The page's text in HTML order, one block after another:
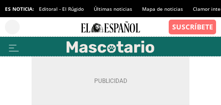
ES NOTICIA: Editoral - El Rúgido Últimas noticias Mapa de noticias Clamor